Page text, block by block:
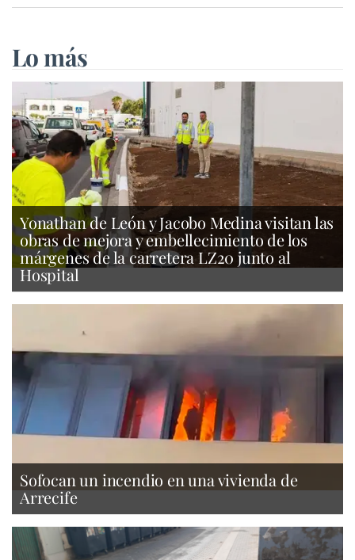
Lo más
Yonathan de León y Jacobo Medina visitan las
obras de mejora y embellecimiento de los
márgenes de la carretera LZ20 junto al
Hospital
Sofocan un incendio en una vivienda de
Arrecife